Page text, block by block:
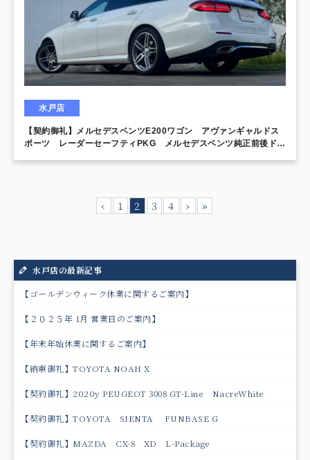
水戸店
【契約御礼】メルセデスベンツE200ワゴン アヴァンギャルドス
ポーツ レーダーセーフティPKG メルセデスベンツ純正前後ドラ
‹ 1 2 3 4 › »
水戸店の最新記事
【ゴールデンウィーク休業に関するご案内】
【２０２５年 1月 営業日のご案内】
【年末年始休業に関するご案内】
【納車御礼】TOYOTA NOAH X
【契約御礼】2020y PEUGEOT 3008 GT-Line NacreWhite
【契約御礼】TOYOTA SIENTA FUNBASE G
【契約御礼】MAZDA CX-8 XD L-Package